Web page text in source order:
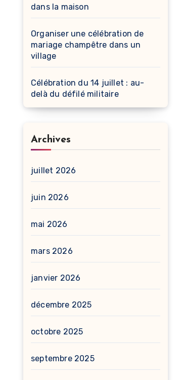
dans la maison
Organiser une célébration de
mariage champêtre dans un
village
Célébration du 14 juillet : au-
delà du défilé militaire
Archives
juillet 2026
juin 2026
mai 2026
mars 2026
janvier 2026
décembre 2025
octobre 2025
septembre 2025